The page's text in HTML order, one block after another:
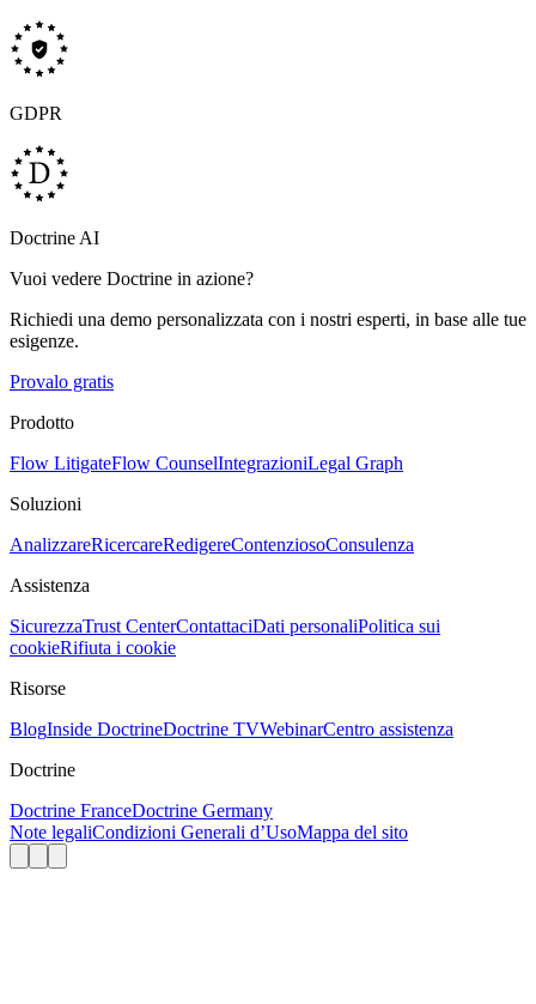
GDPR
Doctrine AI
Vuoi vedere Doctrine in azione?
Richiedi una demo personalizzata con i nostri esperti, in base alle tue
esigenze.
Provalo gratis
Prodotto
Flow LitigateFlow CounselIntegrazioniLegal Graph
Soluzioni
AnalizzareRicercareRedigereContenziosoConsulenza
Assistenza
SicurezzaTrust CenterContattaciDati personaliPolitica sui
cookieRifiuta i cookie
Risorse
BlogInside DoctrineDoctrine TVWebinarCentro assistenza
Doctrine
Doctrine FranceDoctrine Germany
Note legaliCondizioni Generali d’UsoMappa del sito